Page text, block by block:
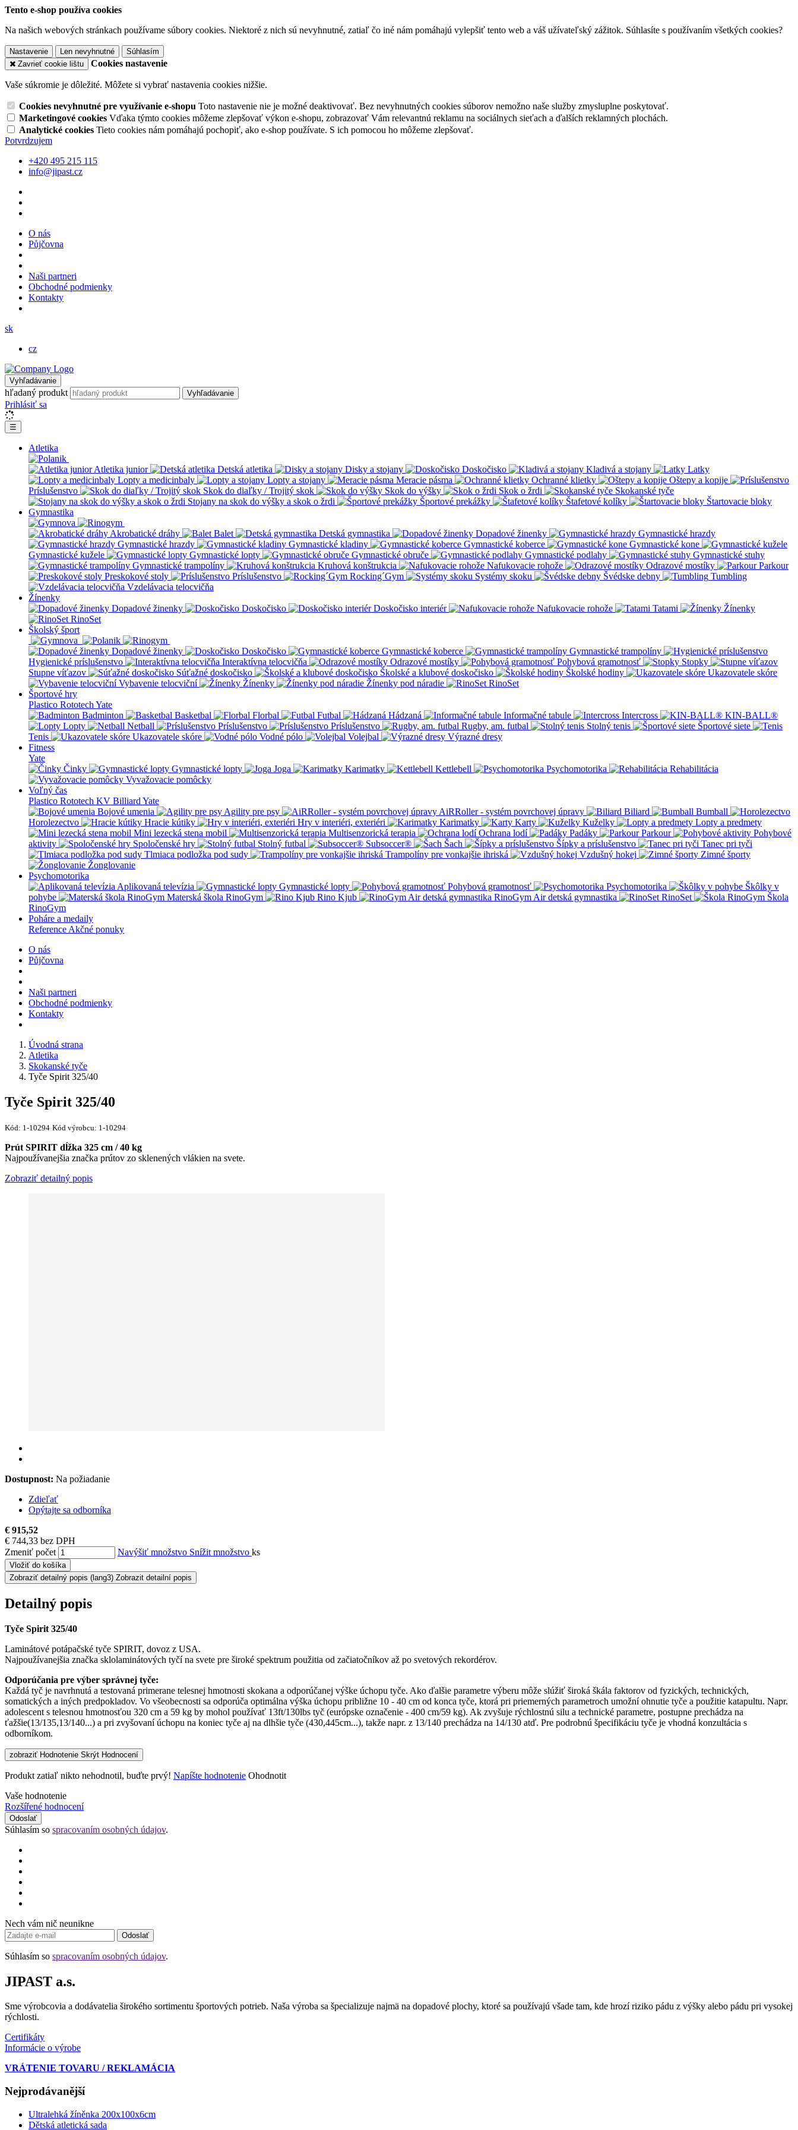
Tento e-shop používa cookies
Na našich webových stránkach používame súbory cookies. Niektoré z nich sú nevyhnutné, zatiaľ čo iné nám pomáhajú vylepšiť tento web a váš užívateľský zážitok. Súhlasíte s používaním všetkých cookies?
Nastavenie Len nevyhnutné
Súhlasím
Zavrieť cookie lištu
Cookies nastavenie
Vaše súkromie je dôležité. Môžete si vybrať nastavenia cookies nižšie.
Cookies nevyhnutné pre využívanie e-shopu Toto nastavenie nie je možné deaktivovať. Bez nevyhnutných cookies súborov nemožno naše služby zmysluplne poskytovať.
Marketingové cookies Vďaka týmto cookies môžeme zlepšovať výkon e-shopu, zobrazovať Vám relevantnú reklamu na sociálnych sieťach a ďalších reklamných plochách.
Analytické cookies Tieto cookies nám pomáhajú pochopiť, ako e-shop používate. S ich pomocou ho môžeme zlepšovať.
Potvrdzujem
+420 495 215 115
info@jipast.cz
O nás
Půjčovna
Naši partneri
Obchodné podmienky
Kontakty
sk
cz
Vyhľadávanie
hľadaný produkt Vyhľadávanie
Prihlásiť sa
☰
Atletika
Atletika junior Detská atletika Disky a stojany Doskočisko Kladivá a stojany
Latky
Lopty a medicinbaly
Lopty a stojany Meracie pásma Ochranné klietky
Oštepy a kopije
Príslušenstvo
Skok do diaľky / Trojitý skok Skok do výšky Skok o žrdi
Skokanské tyče
Stojany na skok do výšky a skok o žrdi
Športové prekážky Štafetové kolíky
Štartovacie bloky
Gymnastika
Akrobatické dráhy Balet Detská gymnastika Dopadové žinenky
Gymnastické hrazdy
Gymnastické hrazdy
Gymnastické kladiny Gymnastické koberce
Gymnastické kone
Gymnastické kužele
Gymnastické lopty Gymnastické obruče Gymnastické podlahy
Gymnastické stuhy
Gymnastické trampolíny
Kruhová konštrukcia Nafukovacie rohože Odrazové mostíky
Parkour
Preskokové stoly
Príslušenstvo Rocking´Gym Systémy skoku Švédske debny
Tumbling
Vzdelávacia telocvičňa
Žínenky
Dopadové žinenky
Doskočisko Doskočisko interiér Nafukovacie rohože Tatami
Žínenky
RinoSet
Školský šport
Dopadové žinenky Doskočisko Gymnastické koberce
Gymnastické trampolíny
Hygienické príslušenstvo
Interaktívna telocvičňa Odrazové mostíky Pohybová gramotnosť
Stopky
Stupne víťazov
Súťažné doskočisko Školské a klubové doskočisko Školské hodiny
Ukazovatele skóre
Vybavenie telocviční
Žínenky Žínenky pod náradie
RinoSet
Športové hry
Plastico Rototech Yate
Badminton
Basketbal Florbal Futbal Hádzaná Informačné tabule Intercross
KIN-BALL®
Lopty
Netball Príslušenstvo Príslušenstvo Rugby, am. futbal Stolný tenis
Športové siete
Tenis
Ukazovatele skóre Vodné pólo Volejbal
Výrazné dresy
Fitness
Yate
Činky
Gymnastické lopty Joga Karimatky Kettlebell Psychomotorika
Rehabilitácia
Vyvažovacie pomôcky
Voľný čas
Plastico Rototech KV Billiard Yate
Bojové umenia
Agility pre psy AiRRoller - systém povrchovej úpravy Biliard
Bumball
Horolezectvo
Hracie kútiky Hry v interiéri, exteriéri Karimatky Karty Kuželky
Lopty a predmety
Mini lezecká stena mobil
Multisenzorická terapia Ochrana lodí Padáky Parkour
Pohybové
aktivity
Spoločenské hry Stolný futbal Subsoccer® Šach Šípky a príslušenstvo
Tanec pri tyči
Tlmiaca podložka pod sudy
Trampolíny pre vonkajšie ihriská Vzdušný hokej
Zimné športy
Žonglovanie
Psychomotorika
Aplikovaná televízia
Gymnastické lopty Pohybová gramotnosť Psychomotorika
Škôlky v
pohybe
Materská škola RinoGym Rino Kjub RinoGym Air detská gymnastika RinoSet
Škola
RinoGym
Poháre a medaily
Reference Akčné ponuky
O nás
Půjčovna
Naši partneri
Obchodné podmienky
Kontakty
Úvodná strana
Atletika
Skokanské tyče
Tyče Spirit 325/40
Tyče Spirit 325/40
Kód: 1-10294 Kód výrobcu: 1-10294
Prút SPIRIT dĺžka 325 cm / 40 kg
Najpoužívanejšia značka prútov zo sklenených vlákien na svete.
Zobraziť detailný popis
Dostupnost: Na požiadanie
Zdieľať
Opýtajte sa odborníka
€ 915,52
€ 744,33 bez DPH
Zmeniť počet
Navýšiť množstvo Snížit množstvo ks
Vložiť do košíka
Zobraziť detailný popis (lang3) Zobrazit detailní popis
Detailný popis
Tyče Spirit 325/40
Laminátové potápačské tyče SPIRIT, dovoz z USA.
Najpoužívanejšia značka sklolaminátových tyčí na svete pre široké spektrum použitia od začiatočníkov až po svetových rekordérov.
Odporúčania pre výber správnej tyče:
Každá tyč je navrhnutá a testovaná primerane telesnej hmotnosti skokana a odporúčanej výške úchopu tyče. Ako ďalšie parametre výberu môže slúžiť široká škála faktorov od fyzických, technických,
somatických a iných predpokladov. Vo všeobecnosti sa odporúča optimálna výška úchopu približne 10 - 40 cm od konca tyče, ktorá pri priemerných parametroch umožní ohnutie tyče a použitie katapultu. Napr.
adolescent s telesnou hmotnosťou 320 cm a 59 kg by mohol používať 13ft/130lbs tyč (európske označenie - 400 cm/59 kg). Ak zvyšuje rýchlostnú silu a technické parametre, postupne prechádza na
ťažšie(13/135,13/140...) a pri zvyšovaní úchopu na koniec tyče aj na dlhšie tyče (430,445cm...), takže napr. z 13/140 prechádza na 14/130 atď. Pre podrobnú špecifikáciu tyče je vhodná konzultácia s
odborníkom.
zobraziť Hodnotenie Skrýt Hodnocení
Produkt zatiaľ nikto nehodnotil, buďte prvý! Napíšte hodnotenie Ohodnotit
Vaše hodnotenie
Rozšířené hodnocení
Odoslať
Súhlasím so spracovaním osobných údajov.
Nech vám nič neunikne
Odoslať
Súhlasím so spracovaním osobných údajov.
JIPAST a.s.
Sme výrobcovia a dodávatelia širokého sortimentu športových potrieb. Naša výroba sa špecializuje najmä na dopadové plochy, ktoré sa používajú všade tam, kde hrozí riziko pádu z výšky alebo pádu pri vysokej
rýchlosti.
Certifikáty
Informácie o výrobe
VRÁTENIE TOVARU / REKLAMÁCIA
Nejprodávanější
Ultralehká žíněnka 200x100x6cm
Dětská atletická sada